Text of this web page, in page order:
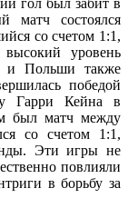
матч состоялся
со счетом 1:1,
высокий уровень
и Польши также
победой
Гарри Кейна в
был матч между
со счетом 1:1,
Эти игры не
повлияли
в борьбу за